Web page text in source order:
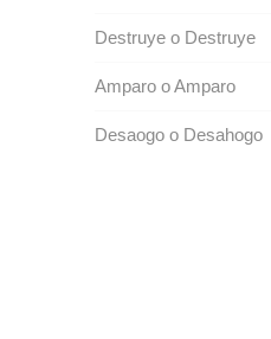
Destruye o Destruye
Amparo o Amparo
Desaogo o Desahogo